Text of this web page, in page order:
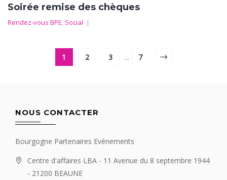
Soirée remise des chèques
Rendez-vous BPE, Social |
1 2 3 ... 7
NOUS CONTACTER
Bourgogne Partenaires Evènements
Centre d'affaires LBA - 11 Avenue du 8 septembre 1944
- 21200 BEAUNE